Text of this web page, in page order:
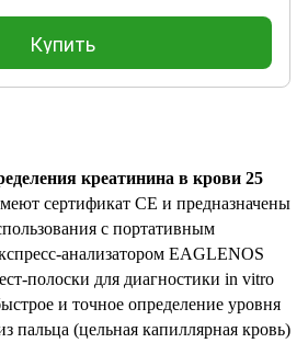
Купить
креатинина в крови 25
сертификат CE и предназначены
с портативным
анализатором EAGLENOS
полоски для диагностики in vitro
и точное определение уровня
пальца (цельная капиллярная кровь)